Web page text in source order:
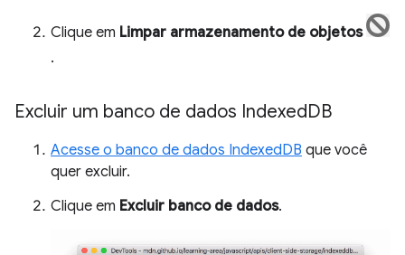
Clique em Limpar armazenamento de objetos
.
Excluir um banco de dados IndexedDB
Acesse o banco de dados IndexedDB que você
quer excluir.
Clique em Excluir banco de dados.